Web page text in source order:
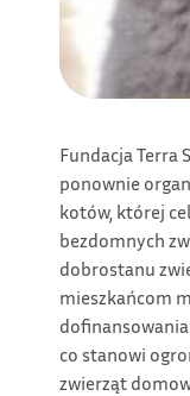
Fundacja Terra
ponownie
kotów, której
bezdomnych
dobrostanu
mieszkańcom
co stanowi
zwierząt